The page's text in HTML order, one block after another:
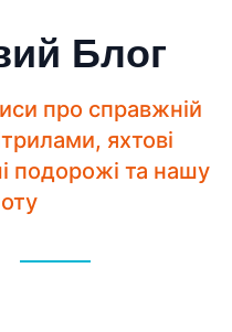
Блог
про справжній
яхтові
подорожі та нашу